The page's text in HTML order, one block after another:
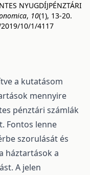
NYUGDÍJPÉNZTÁRI
, 10(1), 13-20.
10/1/4117
a kutatásom
mennyire
pénztári számlák
Fontos lenne
szorulását és
háztartások a
A jelen